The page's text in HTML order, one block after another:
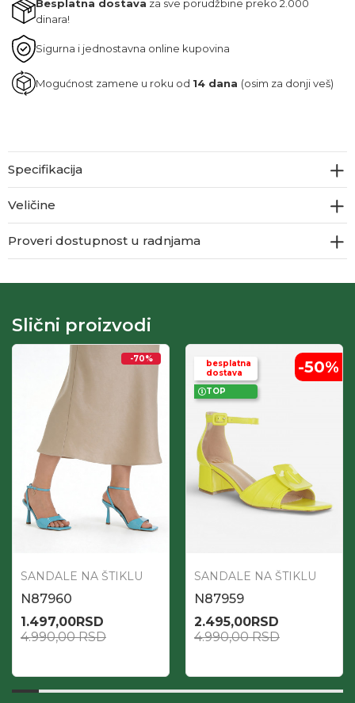
Besplatna dostava za sve porudžbine preko 2.000
dinara!
Sigurna i jednostavna online kupovina
Mogućnost zamene u roku od 14 dana (osim za donji veš)
Specifikacija
Veličine
Proveri dostupnost u radnjama
Slični proizvodi
-70%
SANDALE NA ŠTIKLU
N87960
1.497,00RSD
4.990,00RSD
besplatna
dostava
TOP
-50%
SANDALE NA ŠTIKLU
N87959
2.495,00RSD
4.990,00RSD